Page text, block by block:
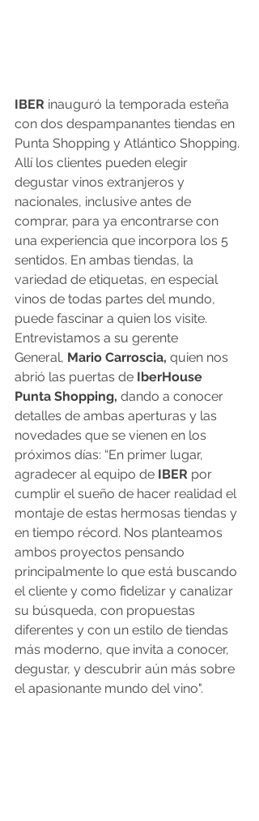
IBER inauguró la temporada esteña
con dos despampanantes tiendas en
Punta Shopping y Atlántico Shopping.
Allí los clientes pueden elegir
degustar vinos extranjeros y
nacionales, inclusive antes de
comprar, para ya encontrarse con
una experiencia que incorpora los 5
sentidos. En ambas tiendas, la
variedad de etiquetas, en especial
vinos de todas partes del mundo,
puede fascinar a quien los visite.
Entrevistamos a su gerente
General, Mario Carroscia, quien nos
abrió las puertas de IberHouse
Punta Shopping, dando a conocer
detalles de ambas aperturas y las
novedades que se vienen en los
próximos días: “En primer lugar,
agradecer al equipo de IBER por
cumplir el sueño de hacer realidad el
montaje de estas hermosas tiendas y
en tiempo récord. Nos planteamos
ambos proyectos pensando
principalmente lo que está buscando
el cliente y como fidelizar y canalizar
su búsqueda, con propuestas
diferentes y con un estilo de tiendas
más moderno, que invita a conocer,
degustar, y descubrir aún más sobre
el apasionante mundo del vino".